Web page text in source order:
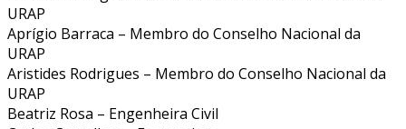
URAP
Aprígio Barraca – Membro do Conselho Nacional da
URAP
Aristides Rodrigues – Membro do Conselho Nacional da
URAP
Beatriz Rosa – Engenheira Civil